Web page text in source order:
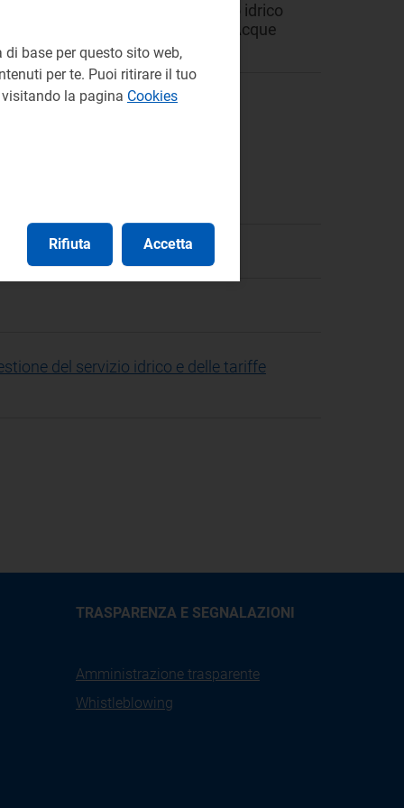
tariffarie del servizio idrico
Toscana per il gestore Nuove Acque
del servizio idrico e delle tariffe
TRASPARENZA E SEGNALAZIONI
Amministrazione trasparente
Whistleblowing
base per questo sito web,
per te. Puoi ritirare il tuo
la pagina Cookies
Rifiuta Accetta